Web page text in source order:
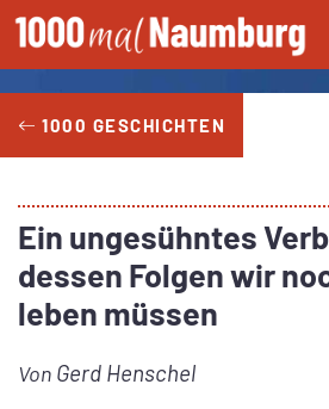
Zum
Inhalt
springen
1000 GESCHICHTEN
Ein ungesühntes
dessen Folgen wir
leben müssen
Von Gerd Henschel